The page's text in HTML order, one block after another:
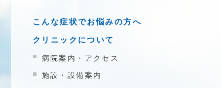
こんな症状でお悩みの方へ
クリニックについて
病院案内・アクセス
施設・設備案内